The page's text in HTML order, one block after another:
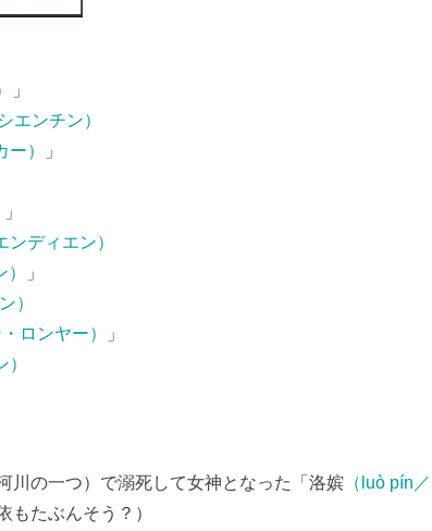
」
エンチン）
）
」
」
ンディエン）
」
）
ロンヤー）
」
川の一つ）で溺死して女神となった「洛嫔 （luò pín／
もたぶんそう？）